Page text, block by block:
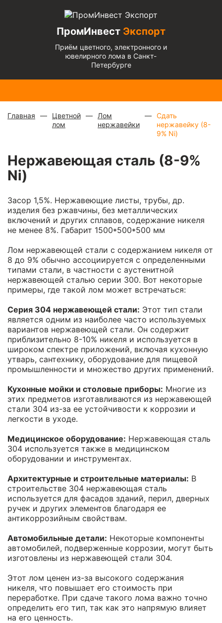
ПромИнвест Экспорт
Приём цветного, электронного и
ювелирного лома в Санкт-
Петербурге
Медь
кг
Радиаторы
310 ₽/кг
Медный
кг
Алюминиевый
₽/кг
Главная
Цветной
лом
Лом
нержавейки
Сдать
нержавейку (8-
9% Ni)
Нержавеющая сталь (8-9%
Ni)
Засор 1,5%. Нержавеющие листы, трубы, др.
изделия без ржавчины, без металлических
включений и других сплавов, содержание никеля
не менее 8%. Габарит 1500*500*500 мм
Лом нержавеющей стали с содержанием никеля от
8 до 9% обычно ассоциируется с определенными
типами стали, в частности с аустенитной
нержавеющей сталью серии 300. Вот некоторые
примеры, где такой лом может встречаться:
Серия 304 нержавеющей стали: Этот тип стали
является одним из наиболее часто используемых
вариантов нержавеющей стали. Он содержит
приблизительно 8-10% никеля и используется в
широком спектре приложений, включая кухонную
утварь, сантехнику, оборудование для пищевой
промышленности и множество других применений.
Кухонные мойки и столовые приборы: Многие из
этих предметов изготавливаются из нержавеющей
стали 304 из-за ее устойчивости к коррозии и
легкости в уходе.
Медицинское оборудование: Нержавеющая сталь
304 используется также в медицинском
оборудовании и инструментах.
Архитектурные и строительные материалы: В
строительстве 304 нержавеющая сталь
используется для фасадов зданий, перил, дверных
ручек и других элементов благодаря ее
антикоррозийным свойствам.
Автомобильные детали: Некоторые компоненты
автомобилей, подверженные коррозии, могут быть
изготовлены из нержавеющей стали 304.
Этот лом ценен из-за высокого содержания
никеля, что повышает его стоимость при
переработке. При сдаче такого лома важно точно
определить его тип, так как это напрямую влияет
на его ценность.